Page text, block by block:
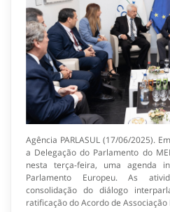
Agência PARLASUL (17/06/2025).
a Delegação do Parlamento do
nesta terça-feira, uma agenda
Parlamento Europeu. As
consolidação do diálogo
ratificação do Acordo de Associação